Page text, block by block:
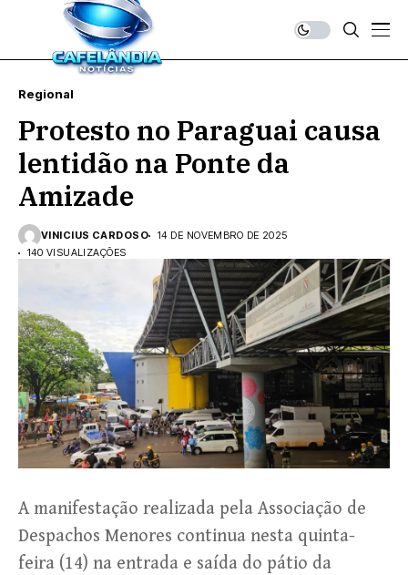
Regional
Protesto no Paraguai causa
lentidão na Ponte da
Amizade
VINICIUS CARDOSO
14 DE NOVEMBRO DE 2025
140 VISUALIZAÇÕES
A manifestação realizada pela Associação de
Despachos Menores continua nesta quinta-
feira (14) na entrada e saída do pátio da